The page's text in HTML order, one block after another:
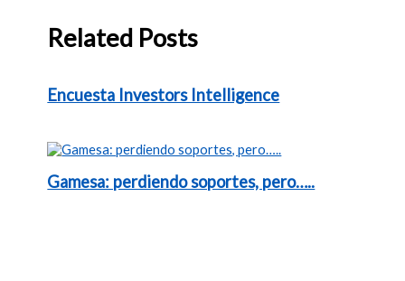
Related Posts
Encuesta Investors Intelligence
Gamesa: perdiendo soportes, pero…..